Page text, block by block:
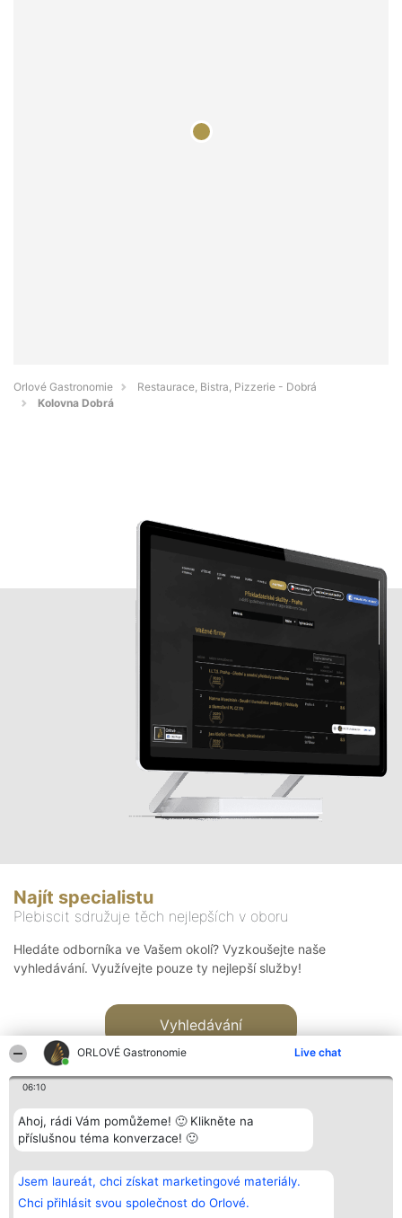
ORLOVÉ Gastronomie Live chat
06:10
Ahoj, rádi Vám pomůžeme! 🙂 Klikněte na
příslušnou téma konverzace! 🙂
Jsem laureát, chci získat marketingové materiály.
Chci přihlásit svou společnost do Orlové.
Orlové Gastronomie
Restaurace, Bistra, Pizzerie - Dobrá
Kolovna Dobrá
Najít specialistu
Plebiscit sdružuje těch nejlepších v oboru
Hledáte odborníka ve Vašem okolí? Vyzkoušejte naše
vyhledávání. Využívejte pouze ty nejlepší služby!
Vyhledávání
Bright Side Solutions sp. z o.
o. sp. k.
ul. Ruska 22
Wrocław 50-079
Vítězové
Seznam všech
laureátů
Zásady
Kontakt